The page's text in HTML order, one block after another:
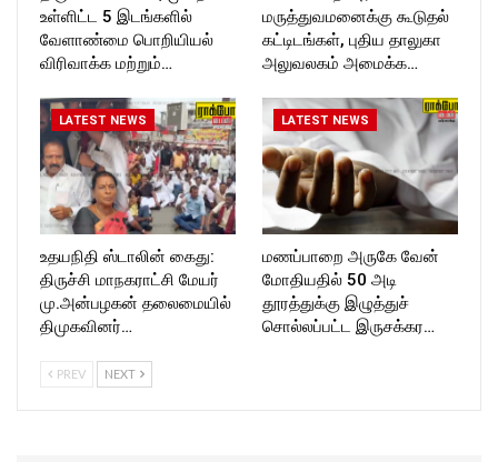
உள்ளிட்ட 5 இடங்களில்
வேளாண்மை பொறியியல்
விரிவாக்க மற்றும்…
மருத்துவமனைக்கு கூடுதல்
கட்டிடங்கள், புதிய தாலுகா
அலுவலகம் அமைக்க…
LATEST NEWS
உதயநிதி ஸ்டாலின் கைது:
திருச்சி மாநகராட்சி மேயர்
மு.அன்பழகன் தலைமையில்
திமுகவினர்…
LATEST NEWS
மணப்பாறை அருகே வேன்
மோதியதில் 50 அடி
தூரத்துக்கு இழுத்துச்
சொல்லப்பட்ட இருசக்கர…
PREV NEXT